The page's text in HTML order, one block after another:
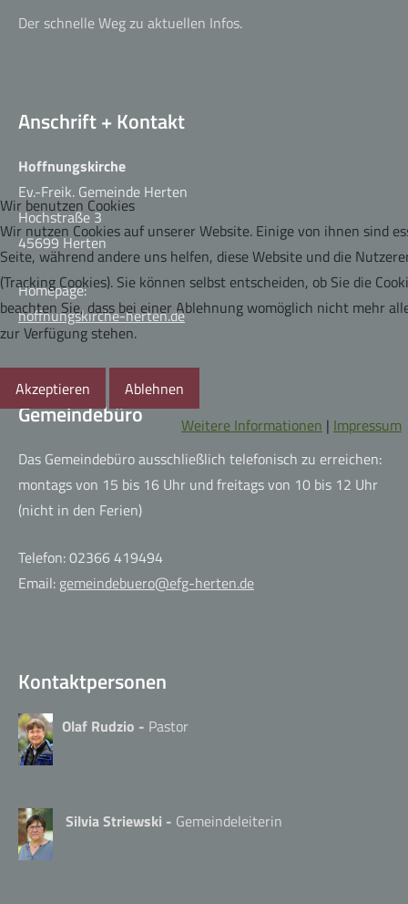
Der schnelle Weg zu aktuellen Infos.
Anschrift + Kontakt
Hoffnungskirche
Ev.-Freik. Gemeinde Herten
Hochstraße 3
45699 Herten
Homepage:
hoffnungskirche-herten.de
Gemeindebüro
Das Gemeindebüro ausschließlich telefonisch zu erreichen:
montags von 15 bis 16 Uhr und freitags von 10 bis 12 Uhr
(nicht in den Ferien)
Telefon: 02366 419494
Email: gemeindebuero@efg-herten.de
Kontaktpersonen
Olaf Rudzio - Pastor
Silvia Striewski - Gemeindeleiterin
Wir benutzen Cookies
Wir nutzen Cookies auf unserer Website. Einige von ihnen sind
Seite, während andere uns helfen, diese Website und die
(Tracking Cookies). Sie können selbst entscheiden, ob Sie die
beachten Sie, dass bei einer Ablehnung womöglich nicht mehr
zur Verfügung stehen.
Akzeptieren
Ablehnen
Weitere Informationen | Impressum